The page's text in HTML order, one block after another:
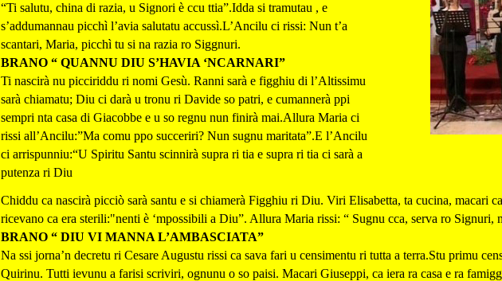
“Ti salutu, china di razia, u Signori è ccu ttia”.Idda si tramutau , e
s’addumannau picchì l’avia salutatu accussì.L’Ancilu ci rissi: Nun t’a
scantari, Maria, picchì tu si na razia ro Siggnuri.
BRANO “ QUANNU DIU S’HAVIA ‘NCARNARI”
Ti nascirà nu picciriddu ri nomi Gesù. Ranni sarà e figghiu di l’Altissimu
sarà chiamatu; Diu ci darà u tronu ri Davide so patri, e cumannerà ppi
sempri nta casa di Giacobbe e u so regnu nun finirà mai.Allura Maria ci
rissi all’Ancilu:”Ma comu ppo succeriri? Nun sugnu maritata”.E l’Ancilu
ci arrispunniu:“U Spiritu Santu scinnirà supra ri tia e supra ri tia ci sarà a
putenza ri Diu
Chiddu ca nascirà picciò sarà santu e si chiamerà Figghiu ri Diu. Viri Elisabetta, ta cucina, macari
ricevano ca era sterili:"nenti è ‘mpossibili a Diu”. Allura Maria rissi: “ Sugnu cca, serva ro
BRANO “ DIU VI MANNA L’AMBASCIATA”
Na ssi jorna’n decretu ri Cesare Augustu rissi ca sava fari u censimentu ri tutta a terra.Stu primu
Quirinu. Tutti ievunu a farisi scriviri, ognunu o so paisi. Macari Giuseppi, ca iera ra casa e ra